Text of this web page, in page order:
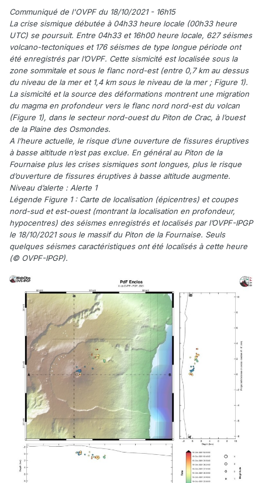
Communiqué de l'OVPF du 18/10/2021 - 16h15
La crise sismique débutée à 04h33 heure locale (00h33 heure
UTC) se poursuit. Entre 04h33 et 16h00 heure locale, 627 séismes
volcano-tectoniques et 176 séismes de type longue période ont
été enregistrés par l’OVPF. Cette sismicité est localisée sous la
zone sommitale et sous le flanc nord-est (entre 0,7 km au dessus
du niveau de la mer et 1,4 km sous le niveau de la mer ; Figure 1).
La sismicité et la source des déformations montrent une migration
du magma en profondeur vers le flanc nord nord-est du volcan
(Figure 1), dans le secteur nord-ouest du Piton de Crac, à l’ouest
de la Plaine des Osmondes.
A l’heure actuelle, le risque d’une ouverture de fissures éruptives
à basse altitude n’est pas exclue. En général au Piton de la
Fournaise plus les crises sismiques sont longues, plus le risque
d’ouverture de fissures éruptives à basse altitude augmente.
Niveau d’alerte : Alerte 1
Légende Figure 1 : Carte de localisation (épicentres) et coupes
nord-sud et est-ouest (montrant la localisation en profondeur,
hypocentres) des séismes enregistrés et localisés par l’OVPF-IPGP
le 18/10/2021 sous le massif du Piton de la Fournaise. Seuls
quelques séismes caractéristiques ont été localisés à cette heure
(© OVPF-IPGP).